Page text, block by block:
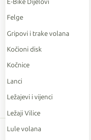
Felge
Gripovi i trake volana
Kočioni disk
Kočnice
Lanci
Ležajevi i vijenci
Ležaji Vilice
Lule volana